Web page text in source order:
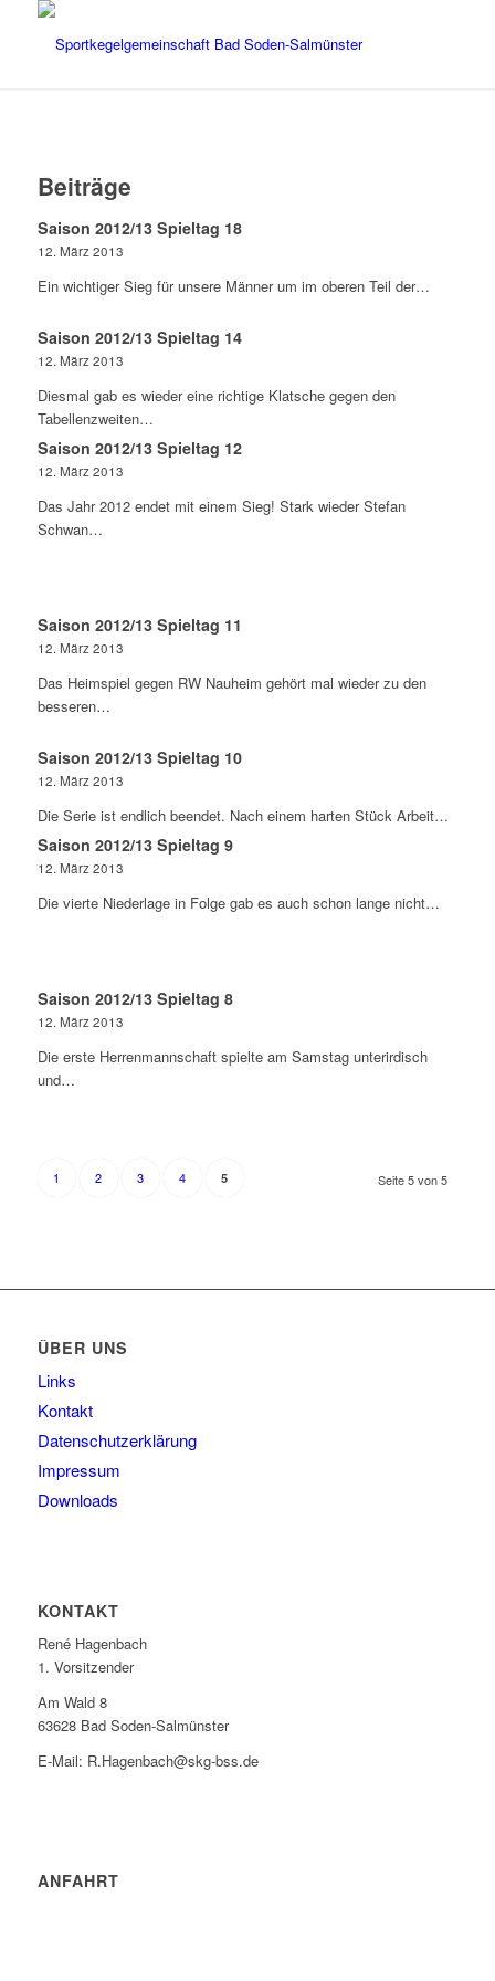
Beiträge
Saison 2012/13 Spieltag 18
12. März 2013
Ein wichtiger Sieg für unsere Männer um im oberen Teil der…
Saison 2012/13 Spieltag 14
12. März 2013
Diesmal gab es wieder eine richtige Klatsche gegen den
Tabellenzweiten…
Saison 2012/13 Spieltag 12
12. März 2013
Das Jahr 2012 endet mit einem Sieg! Stark wieder Stefan
Schwan…
Saison 2012/13 Spieltag 11
12. März 2013
Das Heimspiel gegen RW Nauheim gehört mal wieder zu den
besseren…
Saison 2012/13 Spieltag 10
12. März 2013
Die Serie ist endlich beendet. Nach einem harten Stück Arbeit…
Saison 2012/13 Spieltag 9
12. März 2013
Die vierte Niederlage in Folge gab es auch schon lange nicht…
Saison 2012/13 Spieltag 8
12. März 2013
Die erste Herrenmannschaft spielte am Samstag unterirdisch
und…
Seite 5 von 5
1 2 3 4 5
ÜBER UNS
Links
Kontakt
Datenschutzerklärung
Impressum
Downloads
KONTAKT
René Hagenbach
1. Vorsitzender
Am Wald 8
63628 Bad Soden-Salmünster
E-Mail: R.Hagenbach@skg-bss.de
ANFAHRT